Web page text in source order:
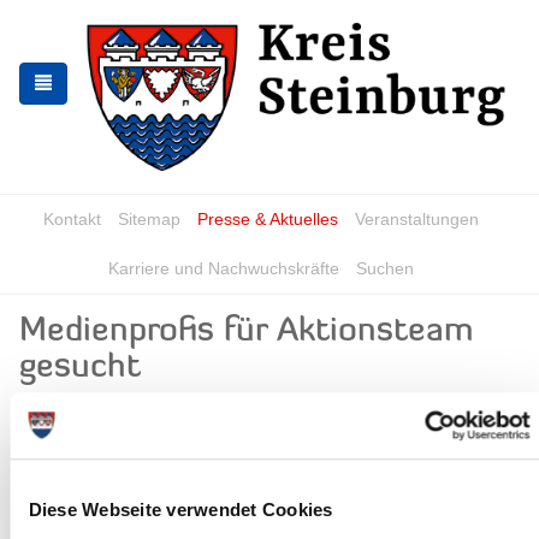
Diese Webseite verwendet Cookies
the
navigation
the
content
Kontakt Sitemap Presse & Aktuelles Veranstaltungen
Karriere und Nachwuchskräfte Suchen
Medienprofis für Aktionsteam
gesucht
News - Meldungen